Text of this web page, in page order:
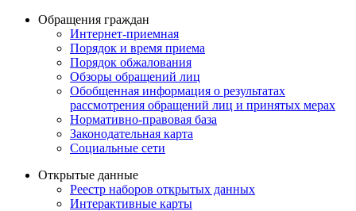
Обращения граждан
Интернет-приемная
Порядок и время приема
Порядок обжалования
Обзоры обращений лиц
Обобщенная информация о результатах
рассмотрения обращений лиц и принятых мерах
Нормативно-правовая база
Законодательная карта
Социальные сети
Открытые данные
Реестр наборов открытых данных
Интерактивные карты